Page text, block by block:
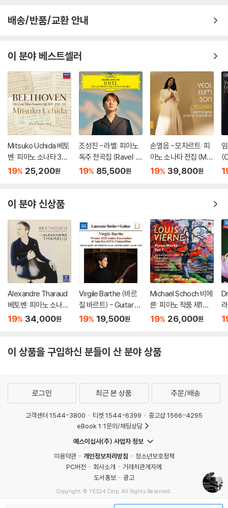
배송/반품/교환 안내
이 분야 베스트셀러
Mitsuko Uchida 베토
벤: 피아노 소나타 30-
32번 (Beethoven: Pi
19% 25,200원
조성진 - 라벨: 피아노
독주 전곡집 (Ravel: T
he Complete Solo Pi
19% 85,500원
손열음 - 모차르트: 피
아노 소나타 전집 (Mo
zart: Complete Pian
19% 39,800원
이 분야 신상품
Alexandre Tharaud
베토벤: 피아노 소나타
30, 31, 32번 (Beetho
HQCD]
19% 34,000원
Virgile Barthe (바르
질 바르트) - Guitar R
ecital (기타 리사이틀)
19% 19,500원
Michael Schoch 비에
른: 피아노 작품 제1집
(Vierne: Piano Work
19% 26,000원
이 상품을 구입하신 분들이 산 분야 상품
로그인 최근 본 상품 주문/배송
고객센터 1544-3800 티켓 1544-6399
중고샵 1566-4295
eBook 1:1문의/채팅상담
예스이십사(주) 사업자 정보
이용약관
개인정보처리방침
청소년보호정책
PC버전
회사소개
거래처관계자께
도서홍보
광고
Copyright © YES24 Corp. All Rights Reserved.